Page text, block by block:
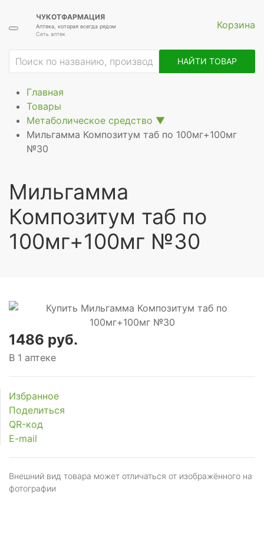
ЧУКОТФАРМАЦИЯ
Аптека, которая всегда рядом
Сеть аптек
Корзина
НАЙТИ ТОВАР
Главная
Товары
Метаболическое средство ▼
Мильгамма Композитум таб по 100мг+100мг
№30
Мильгамма
Композитум таб по
100мг+100мг №30
1486 руб.
В 1 аптеке
Избранное
Поделиться
QR-код
E-mail
Внешний вид товара может отличаться от изображённого на
фотографии